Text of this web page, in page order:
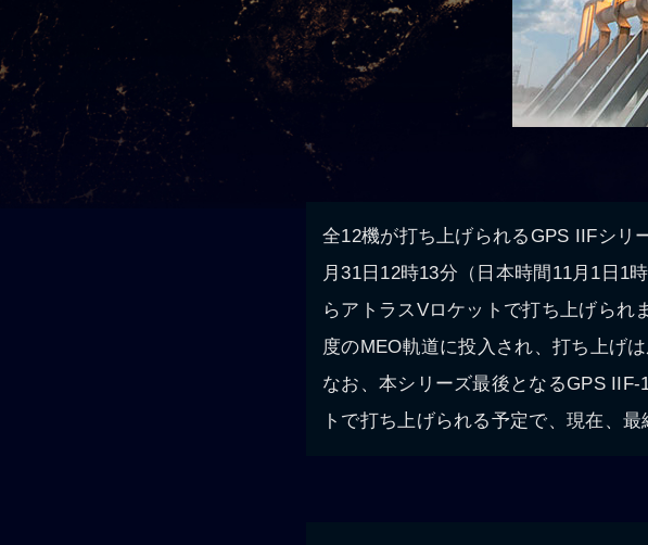
全12機が打ち上げられるGPS IIFシリ
月31日12時13分（日本時間11月1日1
らアトラスVロケットで打ち上げられ
度のMEO軌道に投入され、打ち上げは
なお、本シリーズ最後となるGPS
トで打ち上げられる予定で、現在、最